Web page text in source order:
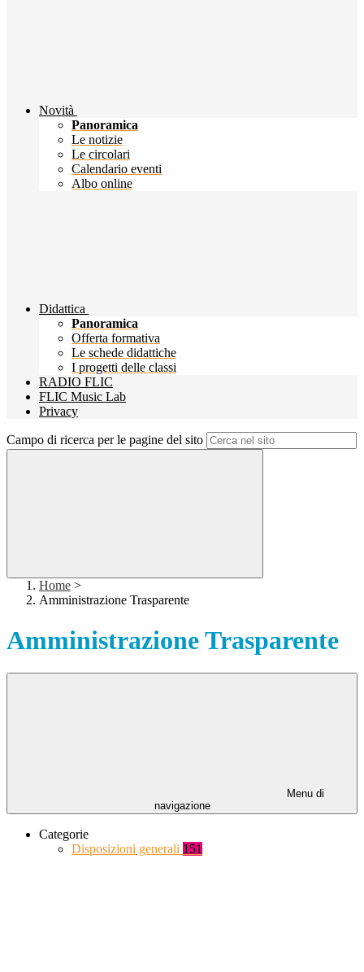
Novità
Panoramica
Le notizie
Le circolari
Calendario eventi
Albo online
Didattica
Panoramica
Offerta formativa
Le schede didattiche
I progetti delle classi
RADIO FLIC
FLIC Music Lab
Privacy
Campo di ricerca per le pagine del sito
Home >
Amministrazione Trasparente
Amministrazione Trasparente
Menu di
navigazione
Categorie
Disposizioni generali 151